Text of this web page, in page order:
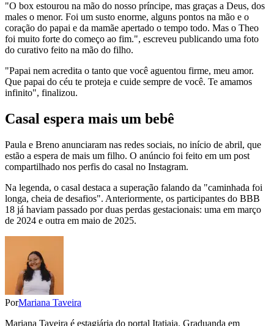
"O box estourou na mão do nosso príncipe, mas graças a Deus, dos
males o menor. Foi um susto enorme, alguns pontos na mão e o
coração do papai e da mamãe apertado o tempo todo. Mas o Theo
foi muito forte do começo ao fim.", escreveu publicando uma foto
do curativo feito na mão do filho.
"Papai nem acredita o tanto que você aguentou firme, meu amor.
Que papai do céu te proteja e cuide sempre de você. Te amamos
infinito", finalizou.
Casal espera mais um bebê
Paula e Breno anunciaram nas redes sociais, no início de abril, que
estão a espera de mais um filho. O anúncio foi feito em um post
compartilhado nos perfis do casal no Instagram.
Na legenda, o casal destaca a superação falando da "caminhada foi
longa, cheia de desafios". Anteriormente, os participantes do BBB
18 já haviam passado por duas perdas gestacionais: uma em março
de 2024 e outra em maio de 2025.
PorMariana Taveira
Mariana Taveira é estagiária do portal Itatiaia. Graduanda em